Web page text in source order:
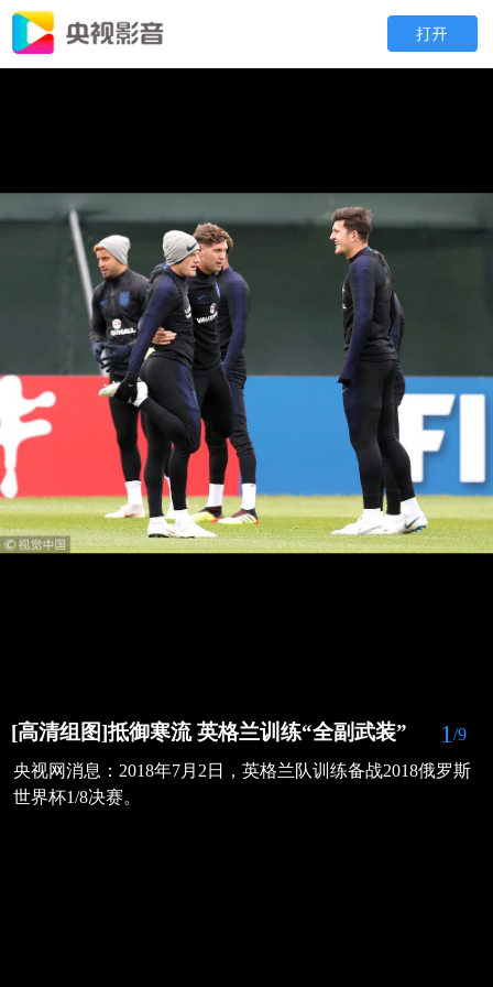
1/9
[高清组图]抵御寒流 英格兰训练“全副武装”
央视网消息：2018年7月2日，英格兰队训练备战2018俄罗斯
世界杯1/8决赛。